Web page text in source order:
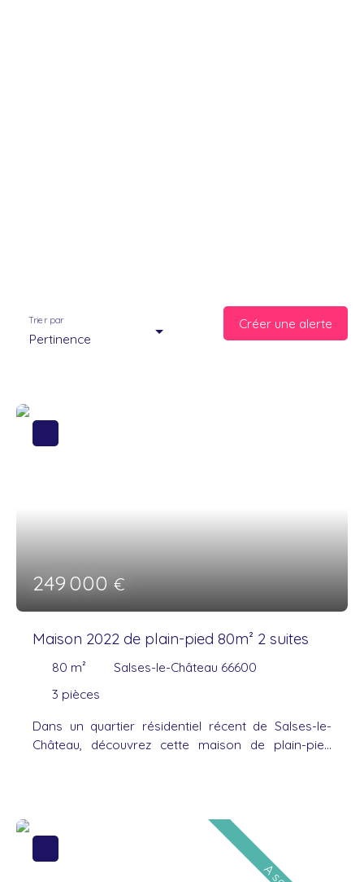
Pertinence
Trier par Créer une alerte
249 000€
Maison 2022 de plain-pied 80m² 2 suites
80 m²
Salses-le-Château 66600
3 pièces
Dans un quartier résidentiel récent de Salses-le-
Château, découvrez cette maison de plain-pied
entièrement équipée, donnant directement sur une
terrasse mêlant partie carrelée et terrasse en bois.
L'espace nuit se compose de deux chambres de 12
m², chacune disposant de sa propre salle d'eau